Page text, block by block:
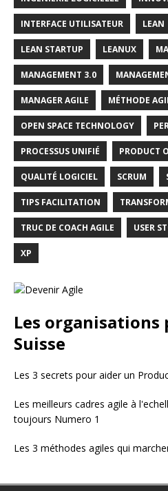
INTERFACE UTILISATEUR LEAN
LEAN STARTUP LEANUX
MANAGEMENT 3.0
MANAGER AGILE MÉTHODE
OPEN SPACE TECHNOLOGY
PROCESSUS UNIFIÉ PRODUCT
QUALITÉ LOGICIEL SCRUM
TIPS FACILITATION
TRUC DE COACH AGILE USER
XP
Les organisations
Suisse
Les 3 secrets pour aider un
Les meilleurs cadres agile à
toujours Numero 1
Les 3 méthodes agiles qui